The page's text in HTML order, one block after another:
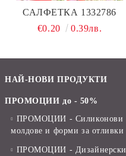
САЛФЕТКА 1332786
€0.20
0.39лв.
НАЙ-НОВИ ПРОДУКТИ
ПРОМОЦИИ до - 50%
ПРОМОЦИИ - Силиконови
молдове и форми за отливки
ПРОМОЦИИ - Дизайнерски